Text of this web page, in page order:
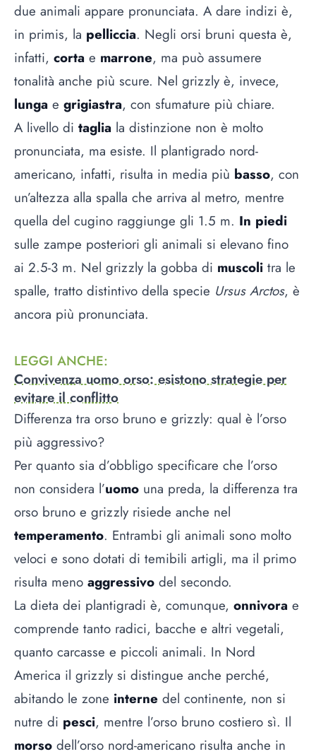
due animali appare pronunciata. A dare indizi è,
in primis, la pelliccia. Negli orsi bruni questa è,
infatti, corta e marrone, ma può assumere
tonalità anche più scure. Nel grizzly è, invece,
lunga e grigiastra, con sfumature più chiare.
A livello di taglia la distinzione non è molto
pronunciata, ma esiste. Il plantigrado nord-
americano, infatti, risulta in media più basso, con
un’altezza alla spalla che arriva al metro, mentre
quella del cugino raggiunge gli 1.5 m. In piedi
sulle zampe posteriori gli animali si elevano fino
ai 2.5-3 m. Nel grizzly la gobba di muscoli tra le
spalle, tratto distintivo della specie Ursus Arctos, è
ancora più pronunciata.
LEGGI ANCHE:
Convivenza uomo orso: esistono strategie per
evitare il conflitto
Differenza tra orso bruno e grizzly: qual è l’orso
più aggressivo?
Per quanto sia d’obbligo specificare che l’orso
non considera l’uomo una preda, la differenza tra
orso bruno e grizzly risiede anche nel
temperamento. Entrambi gli animali sono molto
veloci e sono dotati di temibili artigli, ma il primo
risulta meno aggressivo del secondo.
La dieta dei plantigradi è, comunque, onnivora e
comprende tanto radici, bacche e altri vegetali,
quanto carcasse e piccoli animali. In Nord
America il grizzly si distingue anche perché,
abitando le zone interne del continente, non si
nutre di pesci, mentre l’orso bruno costiero sì. Il
morso dell’orso nord-americano risulta anche in